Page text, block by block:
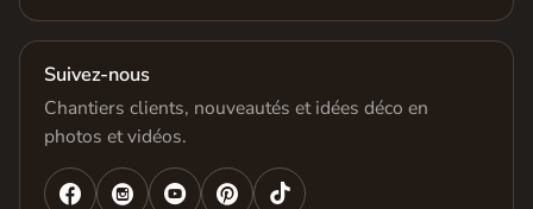
Suivez-nous
Chantiers clients, nouveautés et idées déco en
photos et vidéos.
   